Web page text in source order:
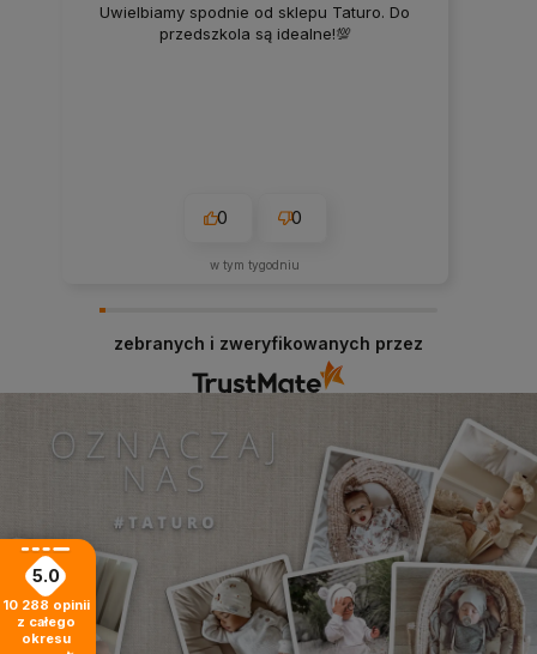
Uwielbiamy spodnie od sklepu Taturo. Do
przedszkola są idealne!💯
0 0
w tym tygodniu
zebranych i zweryfikowanych przez
5.0
10 288 opinii
z całego
okresu